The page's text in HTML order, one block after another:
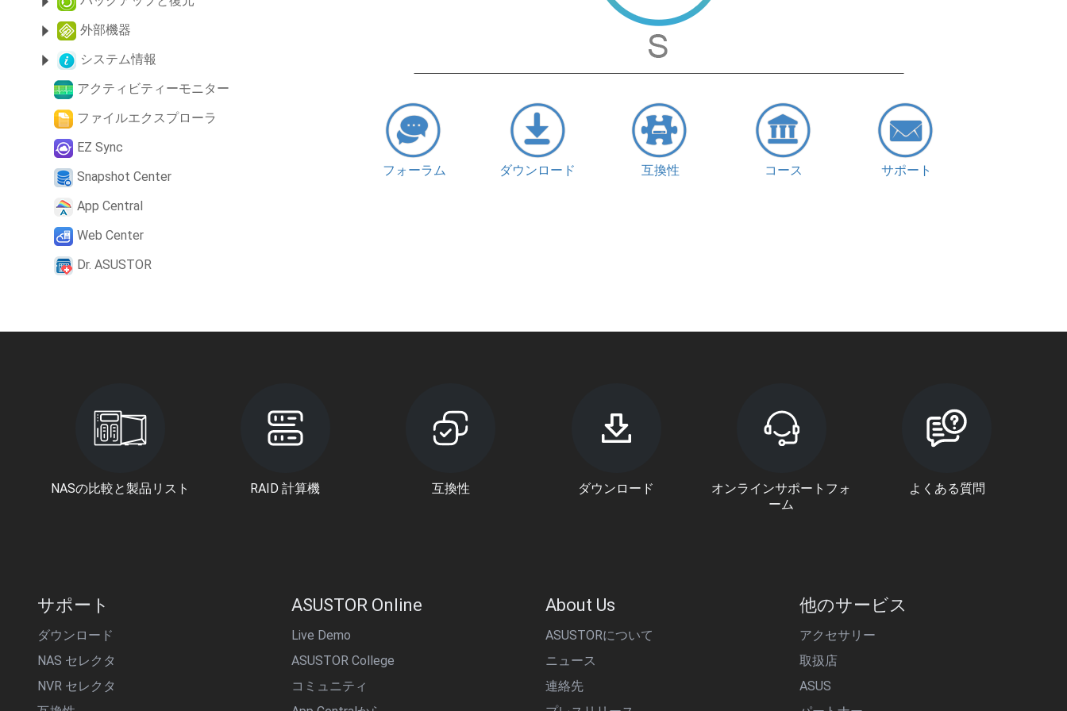
外部機器
システム情報
アクティビティーモニター
ファイルエクスプローラ
EZ Sync
Snapshot Center
App Central
Web Center
Dr. ASUSTOR
フォーラム ダウンロード 互換性 コース サポート
NASの比較と製品リスト RAID 計算機 互換性 ダウンロード
オンラインサポートフォ
ーム
よくある質問
サポート
ダウンロード
NAS セレクタ
NVR セレクタ
ASUSTOR Online
Live Demo
ASUSTOR College
コミュニティ
About Us
ASUSTORについて
ニュース
連絡先
他のサービス
アクセサリー
取扱店
ASUS